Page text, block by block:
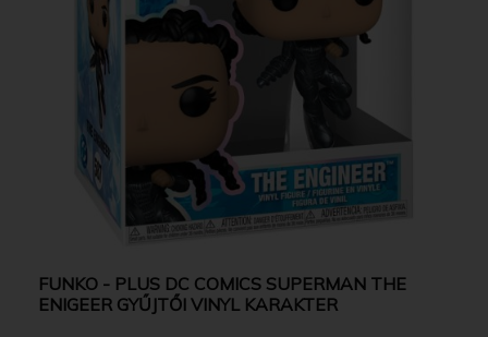
FUNKO - PLUS DC COMICS SUPERMAN THE
ENIGEER GYŰJTŐI VINYL KARAKTER